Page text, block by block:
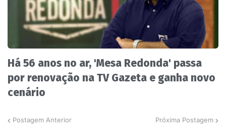
Há 56 anos no ar, 'Mesa Redonda' passa
por renovação na TV Gazeta e ganha novo
cenário
Postagem Anterior Próxima Postagem